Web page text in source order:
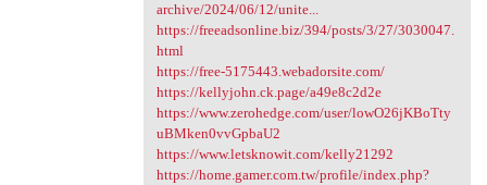
archive/2024/06/12/unite...
https://freeadsonline.biz/394/posts/3/27/3030047.
html
https://free-5175443.webadorsite.com/
https://kellyjohn.ck.page/a49e8c2d2e
https://www.zerohedge.com/user/lowO26jKBoTty
uBMken0vvGpbaU2
https://www.letsknowit.com/kelly21292
https://home.gamer.com.tw/profile/index.php?